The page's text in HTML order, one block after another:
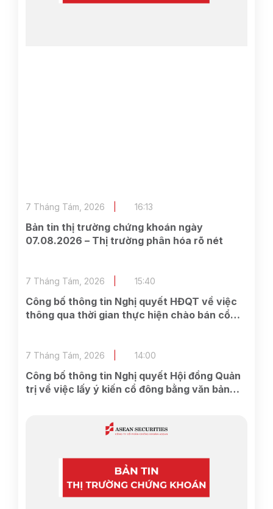
Bản tin thị trường chứng khoán ngày
07.08.2026 – Thị trường phân hóa rõ nét
7 Tháng Tám, 2026 16:13
Công bố thông tin Nghị quyết HĐQT về việc
thông qua thời gian thực hiện chào bán cổ
7 Tháng Tám, 2026 15:40
Công bố thông tin Nghị quyết Hội đồng Quản
trị về việc lấy ý kiến cổ đông bằng văn bản
7 Tháng Tám, 2026 14:00